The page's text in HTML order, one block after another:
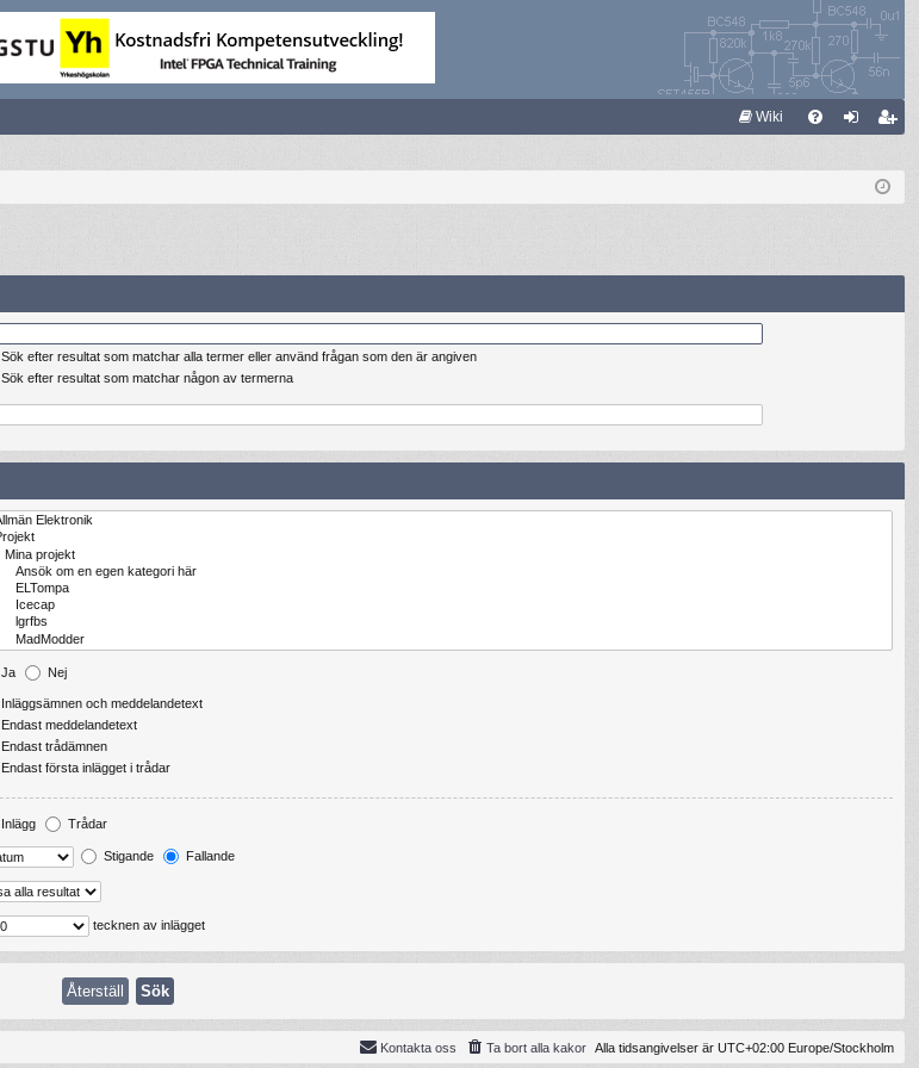
Wiki
m
Sök efter resultat som matchar alla termer eller använd frågan som den är angiven
Sök efter resultat som matchar någon av termerna
Ja Nej
Inläggsämnen och meddelandetext
Endast meddelandetext
Endast trådämnen
Endast första inlägget i trådar
Inlägg Trådar
Stigande Fallande
tecknen av inlägget
Alla tidsangivelser är UTC+02:00 Europe/Stockholm
Ta bort alla kakor
Kontakta oss